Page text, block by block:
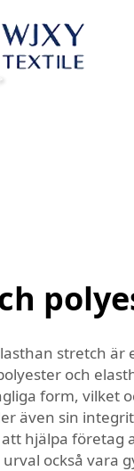
stretch är
och
form, vilket
även sin
hjälpa företag
urval också vara